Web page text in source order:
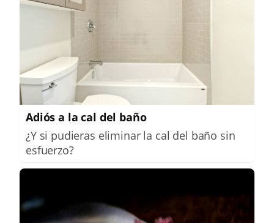
Adiós a la cal del baño
¿Y si pudieras eliminar la cal del baño sin
esfuerzo?